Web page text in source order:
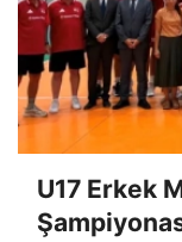
U17 Erkek